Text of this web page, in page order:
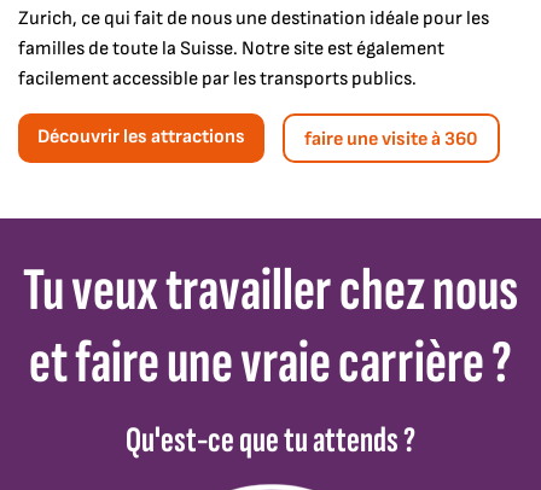
Zurich, ce qui fait de nous une destination idéale pour les
familles de toute la Suisse. Notre site est également
facilement accessible par les transports publics.
Découvrir les attractions faire une visite à 360
Tu veux travailler chez nous
et faire une vraie carrière ?
Qu'est-ce que tu attends ?